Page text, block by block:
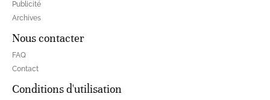
Publicité
Archives
Nous contacter
FAQ
Contact
Conditions d'utilisation